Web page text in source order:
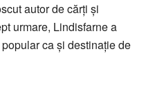
autor de cărţi şi
urmare, Lindisfarne a
ca şi destinaţie de